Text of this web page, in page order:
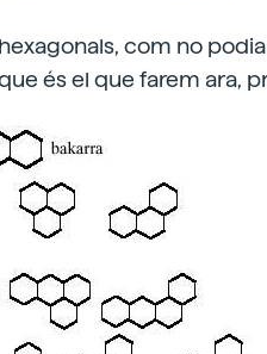
com no
és el que farem ara,